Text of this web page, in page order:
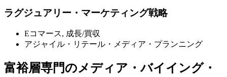
ラグジュアリー・マーケティング戦略
Eコマース, 成長/買収
アジャイル・リテール・メディア・プランニング
富裕層専門のメディア・バイイング・